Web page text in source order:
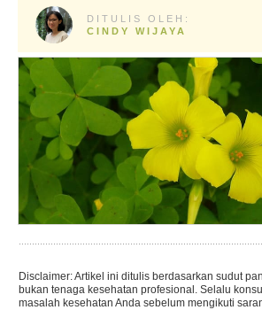
DITULIS OLEH:
CINDY WIJAYA
Disclaimer: Artikel ini ditulis berdasarkan sudut
bukan tenaga kesehatan profesional. Selalu
masalah kesehatan Anda sebelum mengikuti